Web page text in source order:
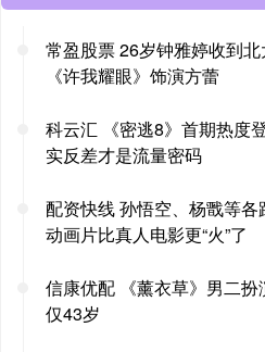
常盈股票 26岁钟雅婷收到
《许我耀眼》饰演方蕾
科云汇 《密逃8》首期热度
实反差才是流量密码
配资快线 孙悟空、杨戬等各
动画片比真人电影更“火”了
信康优配 《薰衣草》男二
仅43岁